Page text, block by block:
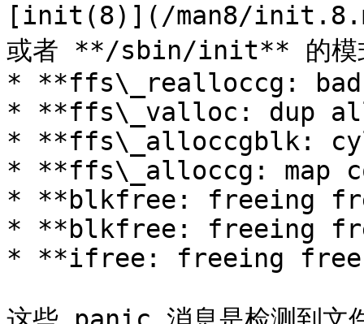
[init(8)](/man8/init.8.md)
或者 **/sbin/init** 的模式
* **ffs\_realloccg:
* **ffs\_valloc: dup
* **ffs\_alloccgblk:
* **ffs\_alloccg: map
* **blkfree: freeing
* **blkfree: freeing
* **ifree: freeing free